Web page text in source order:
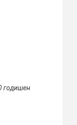
годишен